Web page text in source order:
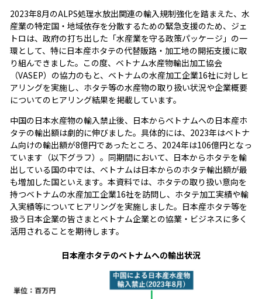
2023年8月のALPS処理水放出関連の輸入規制強化を踏まえた、水
産業の特定国・地域依存を分散するための緊急支援のため、ジェ
トロは、政府の打ち出した「水産業を守る政策パッケージ」の一
環として、特に日本産ホタテの代替販路・加工地の開拓支援に取
り組んできました。この度、ベトナム水産物輸出加工協会
（VASEP）の協力のもと、ベトナムの水産加工企業16社に対しヒ
アリングを実施し、ホタテ等の水産物の取り扱い状況や企業概要
についてのヒアリング結果を掲載しています。
中国の日本水産物の輸入禁止後、日本からベトナムへの日本産ホ
タテの輸出額は劇的に伸びました。具体的には、2023年はベトナ
ム向けの輸出額が8億円であったところ、2024年は106億円となっ
ています（以下グラフ）。同期間において、日本からホタテを輸
出している国の中では、ベトナムは日本からのホタテ輸出額が最
も増加した国といえます。本資料では、ホタテの取り扱い意向を
持つベトナムの水産加工企業16社を訪問し、ホタテ加工実績や輸
入実績等についてヒアリングを実施しました。日本産ホタテ等を
扱う日本企業の皆さまとベトナム企業との協業・ビジネスに多く
活用されることを期待します。
日本産ホタテのベトナムへの輸出状況